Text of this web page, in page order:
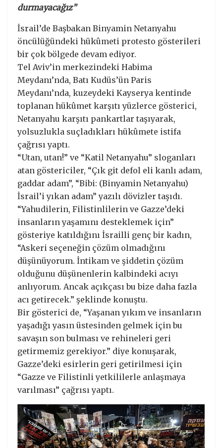
durmayacağız”
İsrail’de Başbakan Binyamin Netanyahu
öncülüğündeki hükûmeti protesto gösterileri
bir çok bölgede devam ediyor.
Tel Aviv’in merkezindeki Habima
Meydanı’nda, Batı Kudüs’ün Paris
Meydanı’nda, kuzeydeki Kayserya kentinde
toplanan hükûmet karşıtı yüzlerce gösterici,
Netanyahu karşıtı pankartlar taşıyarak,
yolsuzlukla suçladıkları hükûmete istifa
çağrısı yaptı.
“Utan, utan!” ve “Katil Netanyahu” sloganları
atan göstericiler, “Çık git defol eli kanlı adam,
gaddar adam”, “Bibi: (Binyamin Netanyahu)
İsrail’i yıkan adam” yazılı dövizler taşıdı.
“Yahudilerin, Filistinlilerin ve Gazze’deki
insanların yaşamını desteklemek için”
gösteriye katıldığını İsrailli genç bir kadın,
“Askeri seçeneğin çözüm olmadığını
düşünüyorum. İntikam ve şiddetin çözüm
olduğunu düşünenlerin kalbindeki acıyı
anlıyorum. Ancak açıkçası bu bize daha fazla
acı getirecek.” şeklinde konuştu.
Bir gösterici de, “Yaşanan yıkım ve insanların
yaşadığı yasın üstesinden gelmek için bu
savaşın son bulması ve rehineleri geri
getirmemiz gerekiyor.” diye konuşarak,
Gazze’deki esirlerin geri getirilmesi için
“Gazze ve Filistinli yetkililerle anlaşmaya
varılması” çağrısı yaptı.